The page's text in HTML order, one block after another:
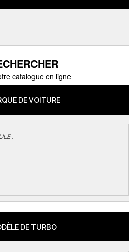
catalogue en ligne
DE VOITURE
:
DE TURBO